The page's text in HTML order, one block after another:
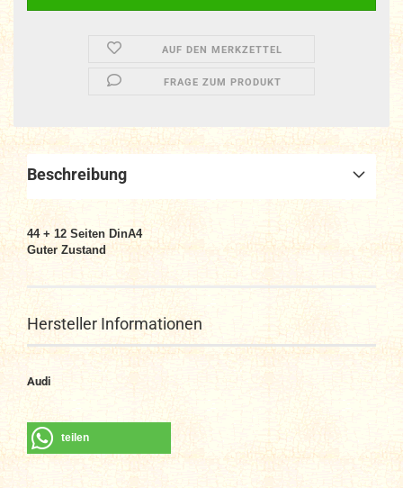
AUF DEN MERKZETTEL
FRAGE ZUM PRODUKT
Beschreibung
44 + 12 Seiten DinA4
Guter Zustand
Hersteller Informationen
Audi
teilen